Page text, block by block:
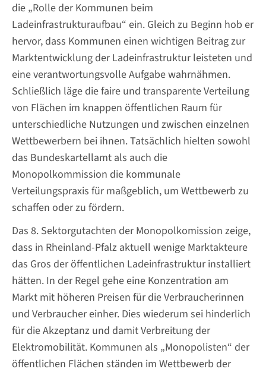
die „Rolle der Kommunen beim
Ladeinfrastrukturaufbau“ ein. Gleich zu Beginn hob er
hervor, dass Kommunen einen wichtigen Beitrag zur
Marktentwicklung der Ladeinfrastruktur leisteten und
eine verantwortungsvolle Aufgabe wahrnähmen.
Schließlich läge die faire und transparente Verteilung
von Flächen im knappen öffentlichen Raum für
unterschiedliche Nutzungen und zwischen einzelnen
Wettbewerbern bei ihnen. Tatsächlich hielten sowohl
das Bundeskartellamt als auch die
Monopolkommission die kommunale
Verteilungspraxis für maßgeblich, um Wettbewerb zu
schaffen oder zu fördern.
Das 8. Sektorgutachten der Monopolkomission zeige,
dass in Rheinland-Pfalz aktuell wenige Marktakteure
das Gros der öffentlichen Ladeinfrastruktur installiert
hätten. In der Regel gehe eine Konzentration am
Markt mit höheren Preisen für die Verbraucherinnen
und Verbraucher einher. Dies wiederum sei hinderlich
für die Akzeptanz und damit Verbreitung der
Elektromobilität. Kommunen als „Monopolisten“ der
öffentlichen Flächen ständen im Wettbewerb der